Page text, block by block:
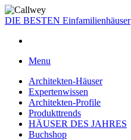
DIE BESTEN Einfamilienhäuser
Menu
Architekten-Häuser
Expertenwissen
Architekten-Profile
Produkttrends
HÄUSER DES JAHRES
Buchshop